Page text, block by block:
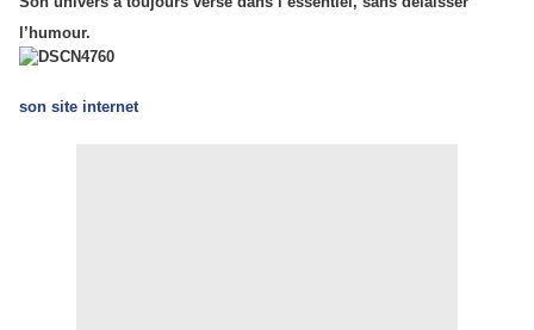
l’humour.
son site internet